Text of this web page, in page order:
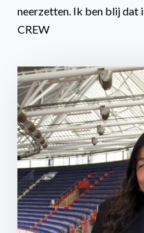
neerzetten. Ik ben blij dat
CREW